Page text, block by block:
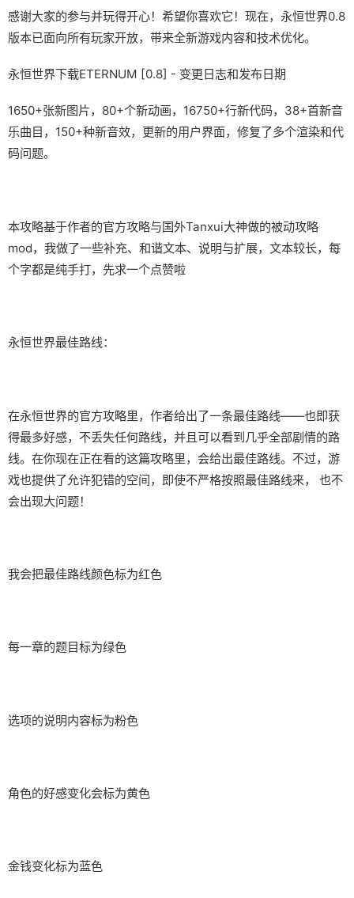
感谢大家的参与并玩得开心！希望你喜欢它！现在，永恒世界0.8
版本已面向所有玩家开放，带来全新游戏内容和技术优化。
永恒世界下载ETERNUM [0.8] - 变更日志和发布日期
1650+张新图片，80+个新动画，16750+行新代码，38+首新音
乐曲目，150+种新音效，更新的用户界面，修复了多个渲染和代
码问题。
本攻略基于作者的官方攻略与国外Tanxui大神做的被动攻略
mod，我做了一些补充、和谐文本、说明与扩展，文本较长，每
个字都是纯手打，先求一个点赞啦
永恒世界最佳路线：
在永恒世界的官方攻略里，作者给出了一条最佳路线——也即获
得最多好感，不丢失任何路线，并且可以看到几乎全部剧情的路
线。在你现在正在看的这篇攻略里，会给出最佳路线。不过，游
戏也提供了允许犯错的空间，即使不严格按照最佳路线来， 也不
会出现大问题！
我会把最佳路线颜色标为红色
每一章的题目标为绿色
选项的说明内容标为粉色
角色的好感变化会标为黄色
金钱变化标为蓝色